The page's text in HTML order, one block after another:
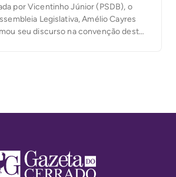
por Vicentinho Júnior (PSDB), o
Legislativa, Amélio Cayres
seu discurso na convenção desta